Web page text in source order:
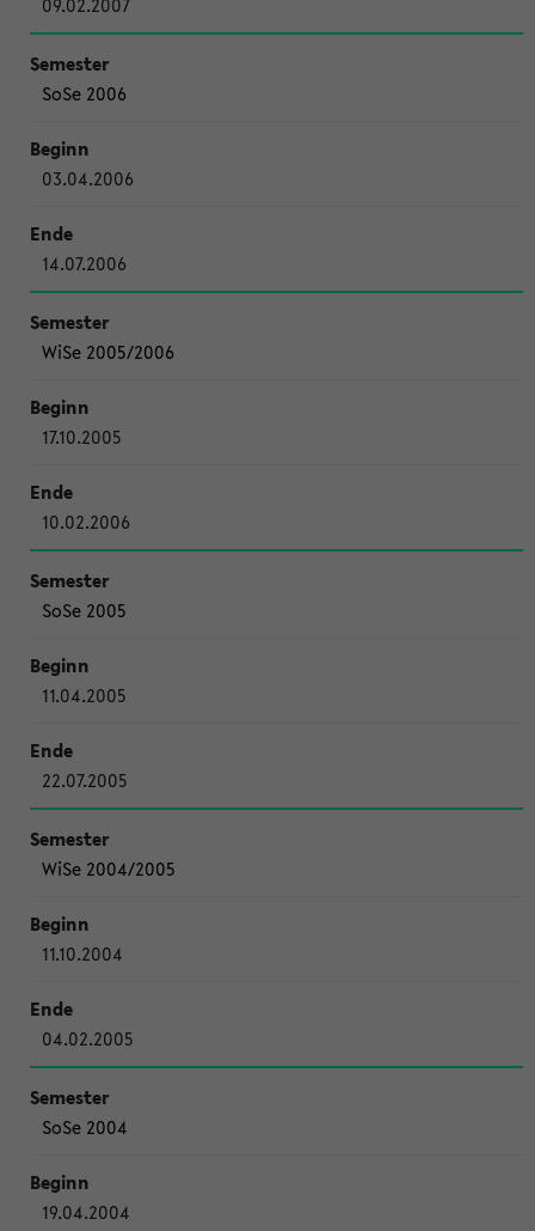
SoSe 2006
03.04.2006
14.07.2006
WiSe 2005/2006
17.10.2005
10.02.2006
SoSe 2005
11.04.2005
22.07.2005
WiSe 2004/2005
11.10.2004
04.02.2005
SoSe 2004
19.04.2004